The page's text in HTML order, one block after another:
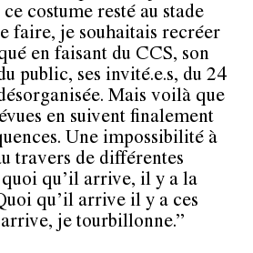
costume resté au stade
faire, je souhaitais recréer
en faisant du CCS, son
public, ses invité.e.s, du 24
Mais voilà que
en suivent finalement
Une impossibilité à
travers de différentes
qu’il arrive, il y a la
qu’il arrive il y a ces
je tourbillonne.”